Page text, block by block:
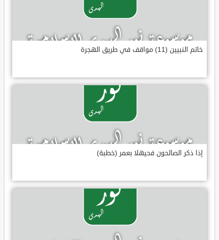
خاتم النبيين (11) مواقف في طريق الهجرة
إذا ذكر الصالحون فحيهلا بعمر (خطبة)